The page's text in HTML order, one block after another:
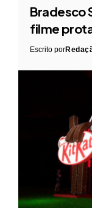
Bradesco
filme
Escrito por